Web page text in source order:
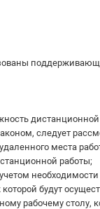
следует
места
работы;
будут
рабочему